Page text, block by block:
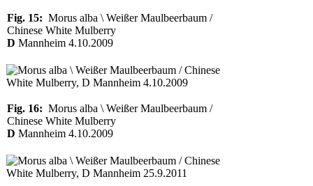
Fig. 15: Morus alba \ Weißer Maulbeerbaum /
Chinese White Mulberry
D Mannheim 4.10.2009
Fig. 16: Morus alba \ Weißer Maulbeerbaum /
Chinese White Mulberry
D Mannheim 4.10.2009